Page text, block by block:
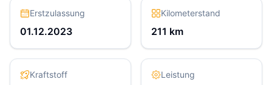
Erstzulassung
01.12.2023
Kilometerstand
211 km
Kraftstoff Leistung